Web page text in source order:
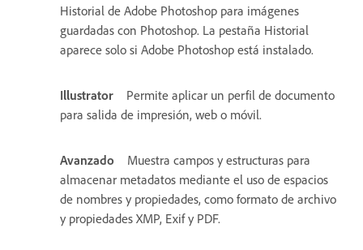
Historial de Adobe Photoshop para imágenes
guardadas con Photoshop. La pestaña Historial
aparece solo si Adobe Photoshop está instalado.
Illustrator
Permite aplicar un perfil de documento
para salida de impresión, web o móvil.
Avanzado
Muestra campos y estructuras para
almacenar metadatos mediante el uso de espacios
de nombres y propiedades, como formato de archivo
y propiedades XMP, Exif y PDF.